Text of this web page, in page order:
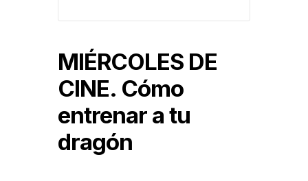
MIÉRCOLES DE
CINE. Cómo
entrenar a tu
dragón